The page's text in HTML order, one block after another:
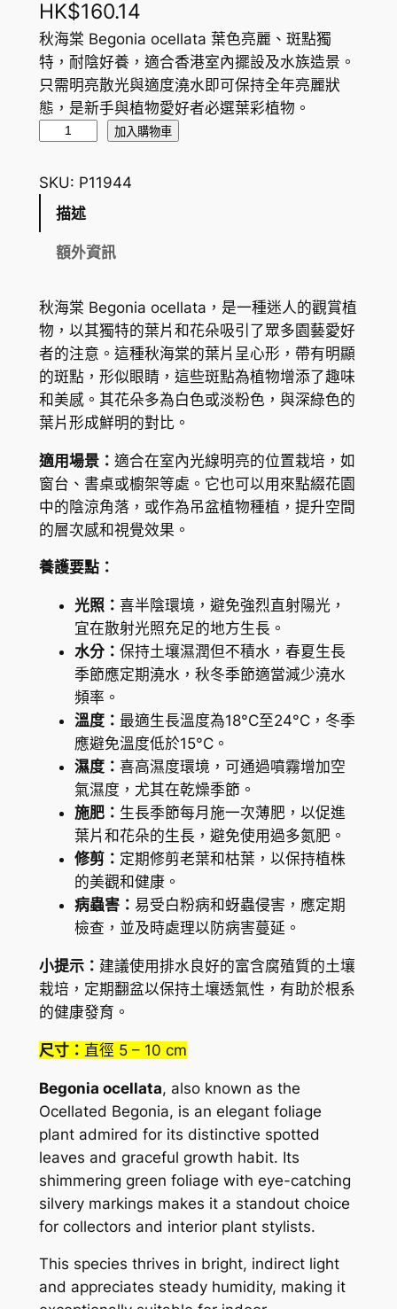
HK$160.14
秋海棠 Begonia ocellata 葉色亮麗、斑點獨
特，耐陰好養，適合香港室內擺設及水族造景。
只需明亮散光與適度澆水即可保持全年亮麗狀
態，是新手與植物愛好者必選葉彩植物。
棠
B
i
a
o
c
e
l
l
a
t
a
量
加入購物車
SKU: P11944
描述
額外資訊
秋海棠 Begonia ocellata，是一種迷人的觀賞植
物，以其獨特的葉片和花朵吸引了眾多園藝愛好
者的注意。這種秋海棠的葉片呈心形，帶有明顯
的斑點，形似眼睛，這些斑點為植物增添了趣味
和美感。其花朵多為白色或淡粉色，與深綠色的
葉片形成鮮明的對比。
適用場景： 適合在室內光線明亮的位置栽培，如
窗台、書桌或櫥架等處。它也可以用來點綴花園
中的陰涼角落，或作為吊盆植物種植，提升空間
的層次感和視覺效果。
養護要點：
光照： 喜半陰環境，避免強烈直射陽光，
宜在散射光照充足的地方生長。
水分： 保持土壤濕潤但不積水，春夏生長
季節應定期澆水，秋冬季節適當減少澆水
頻率。
溫度： 最適生長溫度為18°C至24°C，冬季
應避免溫度低於15°C。
濕度： 喜高濕度環境，可通過噴霧增加空
氣濕度，尤其在乾燥季節。
施肥： 生長季節每月施一次薄肥，以促進
葉片和花朵的生長，避免使用過多氮肥。
修剪： 定期修剪老葉和枯葉，以保持植株
的美觀和健康。
病蟲害： 易受白粉病和蚜蟲侵害，應定期
檢查，並及時處理以防病害蔓延。
小提示： 建議使用排水良好的富含腐殖質的土壤
栽培，定期翻盆以保持土壤透氣性，有助於根系
的健康發育。
尺寸： 直徑 5 – 10 cm
Begonia ocellata, also known as the
Ocellated Begonia, is an elegant foliage
plant admired for its distinctive spotted
leaves and graceful growth habit. Its
shimmering green foliage with eye-catching
silvery markings makes it a standout choice
for collectors and interior plant stylists.
This species thrives in bright, indirect light
and appreciates steady humidity, making it